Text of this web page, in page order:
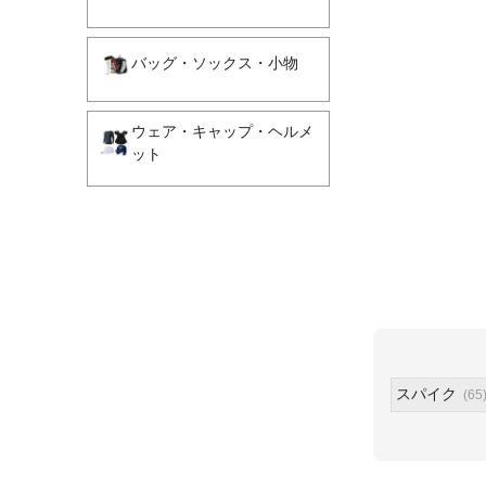
バッグ・ソックス・小物
ウェア・キャップ・ヘルメ
ット
スパイク (65)